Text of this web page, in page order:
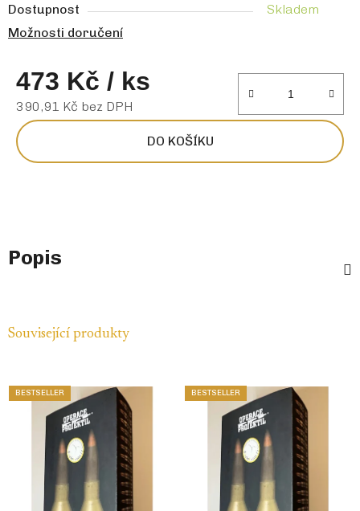
Dostupnost
Skladem
Možnosti doručení
473 Kč / ks
390,91 Kč bez DPH
Měrná cena:
DO KOŠÍKU
Popis
Související produkty
BESTSELLER BESTSELLER